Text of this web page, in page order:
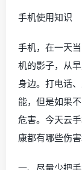
手机使用知识
手机，在一天
机的影子，从
身边。打电话
能，但是如果
危害。今天云
康都有哪些伤